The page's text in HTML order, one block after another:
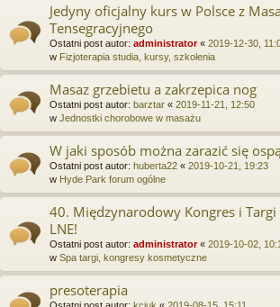
Jedyny oficjalny kurs w Polsce z
Tensegracyjnego
Ostatni post autor: administrator« 2019-12-30,
w Fizjoterapia studia, kursy, szkolenia
Masaz grzebietu a zakrzepica nog
Ostatni post autor: barztar « 2019-11-21, 12:50
w Jednostki chorobowe w masażu
W jaki sposób można zarazić się
Ostatni post autor: huberta22 « 2019-10-21, 19:23
w Hyde Park forum ogólne
40. Międzynarodowy Kongres i
LNE!
Ostatni post autor: administrator« 2019-10-02,
w Spa targi, kongresy kosmetyczne
presoterapia